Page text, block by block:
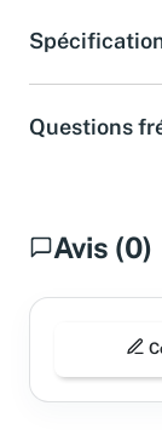
Questions
Avis (0)